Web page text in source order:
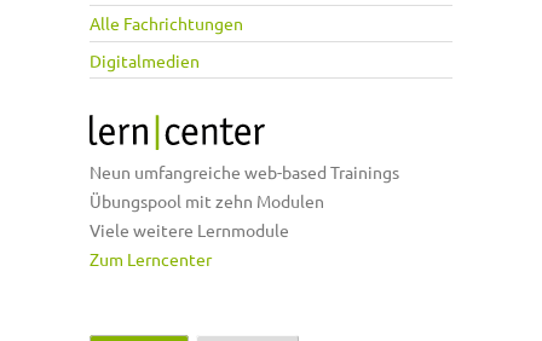
Alle Fachrichtungen
Digitalmedien
Neun umfangreiche web-based Trainings
Übungspool mit zehn Modulen
Viele weitere Lernmodule
Zum Lerncenter